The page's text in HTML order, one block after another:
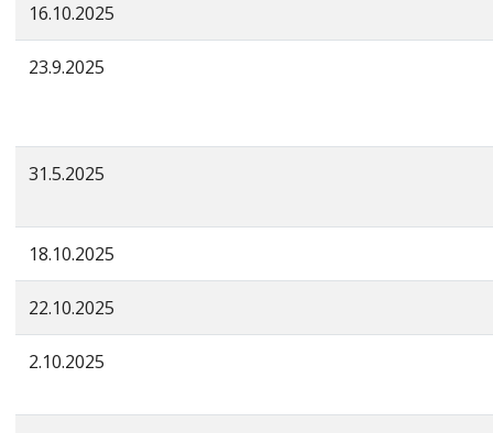
16.10.2025
23.9.2025
31.5.2025
18.10.2025
22.10.2025
2.10.2025